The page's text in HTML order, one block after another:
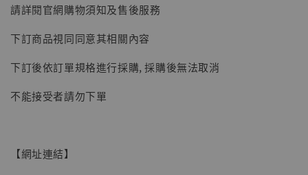
【現貨】BJSTUDIO 1/6系列可動蒐藏人偶 讓
NT$ 4,980
NT$ 5,300
請詳閱官網購物須知及售後服務
下訂商品視同同意其相關內容
下訂後依訂單規格進行採購, 採購後無法取消
不能接受者請勿下單
【網址連結】